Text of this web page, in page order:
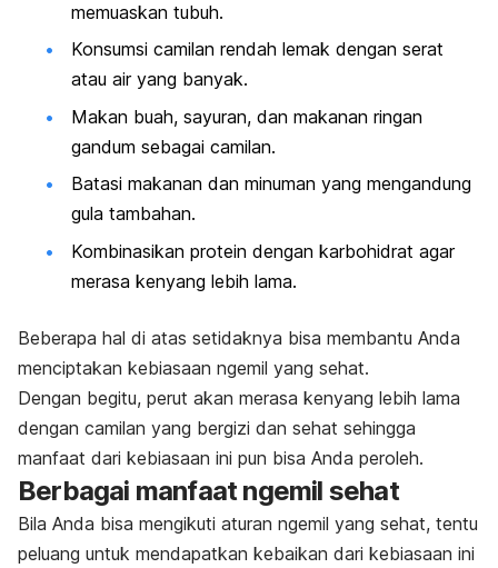
memuaskan tubuh.
Konsumsi camilan rendah lemak dengan serat
atau air yang banyak.
Makan buah, sayuran, dan makanan ringan
gandum sebagai camilan.
Batasi makanan dan minuman yang mengandung
gula tambahan.
Kombinasikan protein dengan karbohidrat agar
merasa kenyang lebih lama.
Beberapa hal di atas setidaknya bisa membantu Anda
menciptakan kebiasaan ngemil yang sehat.
Dengan begitu, perut akan merasa kenyang lebih lama
dengan camilan yang bergizi dan sehat sehingga
manfaat dari kebiasaan ini pun bisa Anda peroleh.
Berbagai manfaat ngemil sehat
Bila Anda bisa mengikuti aturan ngemil yang sehat, tentu
peluang untuk mendapatkan kebaikan dari kebiasaan ini